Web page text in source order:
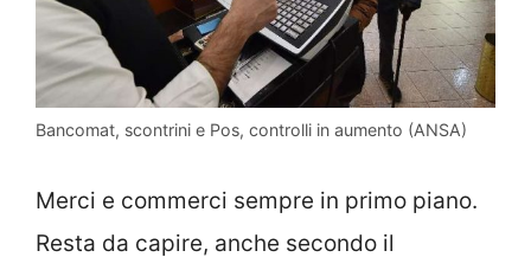
Bancomat, scontrini e Pos, controlli in aumento (ANSA)
Merci e commerci sempre in primo piano.
Resta da capire, anche secondo il